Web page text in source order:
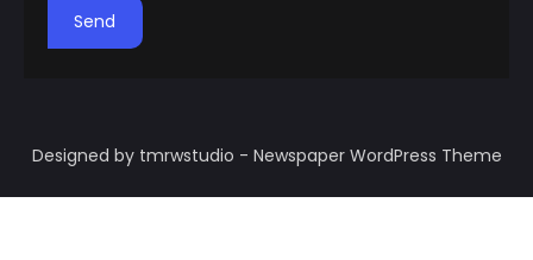
Send
Designed by tmrwstudio - Newspaper WordPress Theme